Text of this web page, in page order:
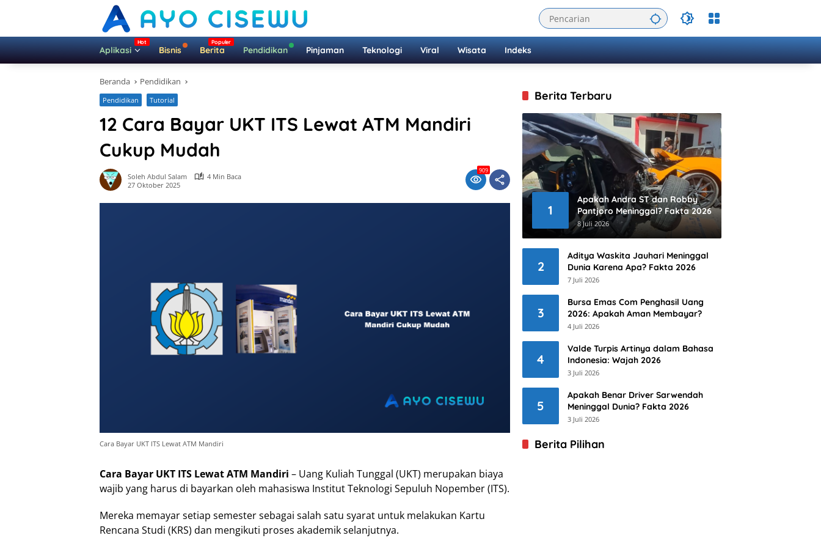
Aplikasi Bisnis Berita Pendidikan Pinjaman Teknologi Viral Wisata Indeks
Beranda Pendidikan
Pendidikan Tutorial
12 Cara Bayar UKT ITS Lewat ATM Mandiri
Cukup Mudah
Soleh Abdul Salam
4 Min Baca
27 Oktober 2025
909
Cara Bayar UKT ITS Lewat ATM Mandiri
Cara Bayar UKT ITS Lewat ATM Mandiri – Uang Kuliah Tunggal (UKT) merupakan biaya
wajib yang harus di bayarkan oleh mahasiswa Institut Teknologi Sepuluh Nopember (ITS).
Mereka memayar setiap semester sebagai salah satu syarat untuk melakukan Kartu
Rencana Studi (KRS) dan mengikuti proses akademik selanjutnya.
Berita Terbaru
1
Apakah Andra ST dan Robby
Pantjoro Meninggal? Fakta 2026
8 Juli 2026
2
Aditya Waskita Jauhari Meninggal
Dunia Karena Apa? Fakta 2026
7 Juli 2026
3
Bursa Emas Com Penghasil Uang
2026: Apakah Aman Membayar?
4 Juli 2026
4
Valde Turpis Artinya dalam Bahasa
Indonesia: Wajah 2026
3 Juli 2026
5
Apakah Benar Driver Sarwendah
Meninggal Dunia? Fakta 2026
3 Juli 2026
Berita Pilihan